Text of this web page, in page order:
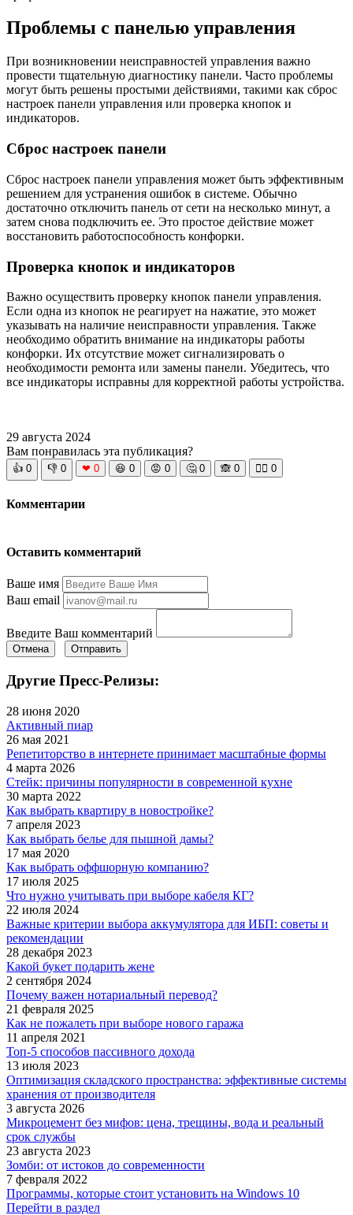
Проблемы с панелью управления
При возникновении неисправностей управления важно
провести тщательную диагностику панели. Часто проблемы
могут быть решены простыми действиями, такими как сброс
настроек панели управления или проверка кнопок и
индикаторов.
Сброс настроек панели
Сброс настроек панели управления может быть эффективным
решением для устранения ошибок в системе. Обычно
достаточно отключить панель от сети на несколько минут, а
затем снова подключить ее. Это простое действие может
восстановить работоспособность конфорки.
Проверка кнопок и индикаторов
Важно осуществить проверку кнопок панели управления.
Если одна из кнопок не реагирует на нажатие, это может
указывать на наличие неисправности управления. Также
необходимо обратить внимание на индикаторы работы
конфорки. Их отсутствие может сигнализировать о
необходимости ремонта или замены панели. Убедитесь, что
все индикаторы исправны для корректной работы устройства.
29 августа 2024
Вам понравилась эта публикация?
👍 0 👎 0 ❤ 0 😆 0 😡 0 🤔 0 🙈 0 🧘‍♀️ 0
Комментарии
Оставить комментарий
Ваше имя
Ваш email
Введите Ваш комментарий
Отмена Отправить
Другие Пресс-Релизы:
28 июня 2020
Активный пиар
26 мая 2021
Репетиторство в интернете принимает масштабные формы
4 марта 2026
Стейк: причины популярности в современной кухне
30 марта 2022
Как выбрать квартиру в новостройке?
7 апреля 2023
Как выбрать белье для пышной дамы?
17 мая 2020
Как выбрать оффшорную компанию?
17 июля 2025
Что нужно учитывать при выборе кабеля КГ?
22 июля 2024
Важные критерии выбора аккумулятора для ИБП: советы и
рекомендации
28 декабря 2023
Какой букет подарить жене
2 сентября 2024
Почему важен нотариальный перевод?
21 февраля 2025
Как не пожалеть при выборе нового гаража
11 апреля 2021
Топ-5 способов пассивного дохода
13 июля 2023
Оптимизация складского пространства: эффективные системы
хранения от производителя
3 августа 2026
Микроцемент без мифов: цена, трещины, вода и реальный
срок службы
23 августа 2023
Зомби: от истоков до современности
7 февраля 2022
Программы, которые стоит установить на Windows 10
Перейти в раздел